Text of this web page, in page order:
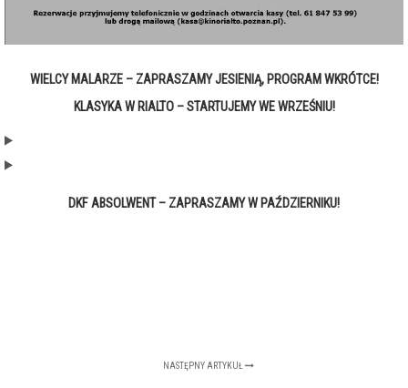
WIELCY MALARZE – ZAPRASZAMY JESIENIĄ, PROGRAM WKRÓTCE!
KLASYKA W RIALTO – STARTUJEMY WE WRZEŚNIU!
DKF ABSOLWENT – ZAPRASZAMY W PAŹDZIERNIKU!
NASTĘPNY ARTYKUŁ